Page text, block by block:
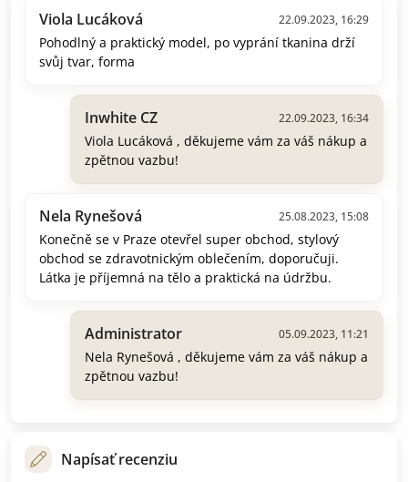
Viola Lucáková 22.09.2023, 16:29
Pohodlný a praktický model, po vyprání tkanina drží
svůj tvar, forma
Inwhite CZ 22.09.2023, 16:34
Viola Lucáková , děkujeme vám za váš nákup a
zpětnou vazbu!
Nela Rynešová 25.08.2023, 15:08
Konečně se v Praze otevřel super obchod, stylový
obchod se zdravotnickým oblečením, doporučuji.
Látka je příjemná na tělo a praktická na údržbu.
Administrator 05.09.2023, 11:21
Nela Rynešová , děkujeme vám za váš nákup a
zpětnou vazbu!
Napísať recenziu